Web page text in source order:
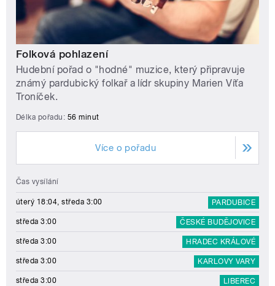
Folková pohlazení
Hudební pořad o "hodné" muzice, který připravuje
známý pardubický folkař a lídr skupiny Marien Víťa
Troníček.
Délka pořadu: 56 minut
Více o pořadu
Čas vysílání
úterý 18:04, středa 3:00 PARDUBICE
středa 3:00 ČESKÉ BUDĚJOVICE
středa 3:00 HRADEC KRÁLOVÉ
středa 3:00 KARLOVY VARY
středa 3:00 LIBEREC